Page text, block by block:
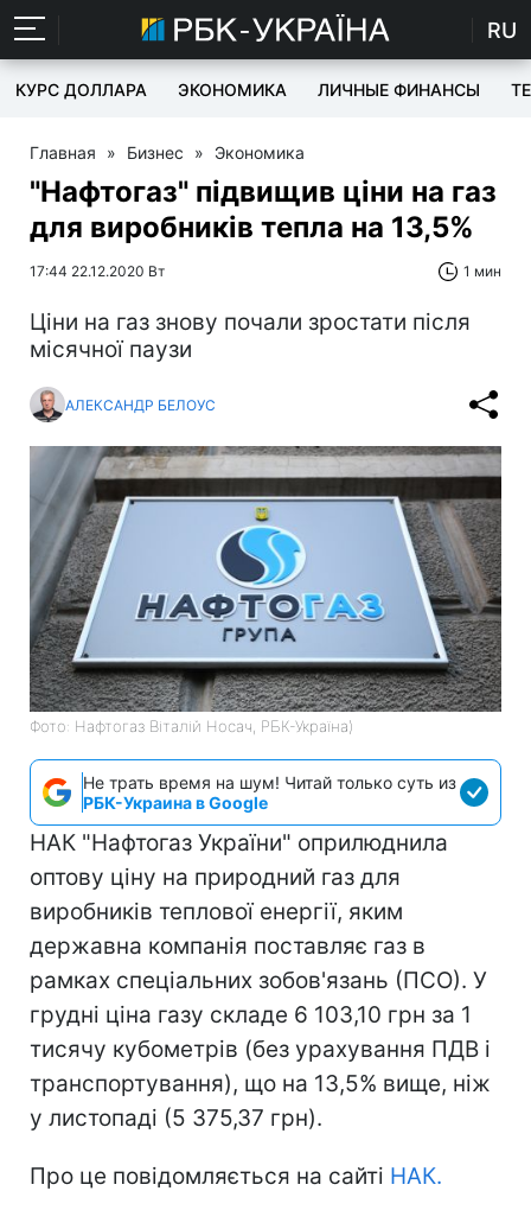
RU
КУРС ДОЛЛАРА ЭКОНОМИКА ЛИЧНЫЕ ФИНАНСЫ
Главная » Бизнес » Экономика
"Нафтогаз" підвищив ціни на газ
для виробників тепла на 13,5%
17:44 22.12.2020 Вт 1 мин
Ціни на газ знову почали зростати після
місячної паузи
АЛЕКСАНДР БЕЛОУС
Фото: Нафтогаз Віталій Носач, РБК-Україна)
Не трать время на шум! Читай только суть из
РБК-Украина в Google
НАК "Нафтогаз України" оприлюднила
оптову ціну на природний газ для
виробників теплової енергії, яким
державна компанія поставляє газ в
рамках спеціальних зобов'язань (ПСО). У
грудні ціна газу складе 6 103,10 грн за 1
тисячу кубометрів (без урахування ПДВ і
транспортування), що на 13,5% вище, ніж
у листопаді (5 375,37 грн).
Про це повідомляється на сайті НАК.